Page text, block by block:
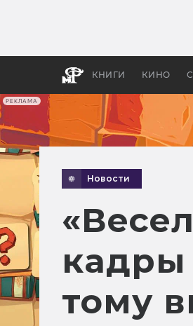
РЕКЛАМА
КНИГИ КИНО
Новости
кадры
тому